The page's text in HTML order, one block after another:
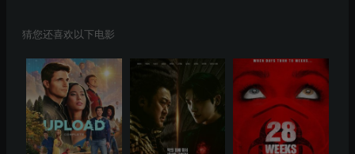
猜您还喜欢以下电影